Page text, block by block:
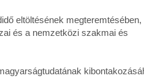
eltöltésének megteremtésében,
és a nemzetközi szakmai és